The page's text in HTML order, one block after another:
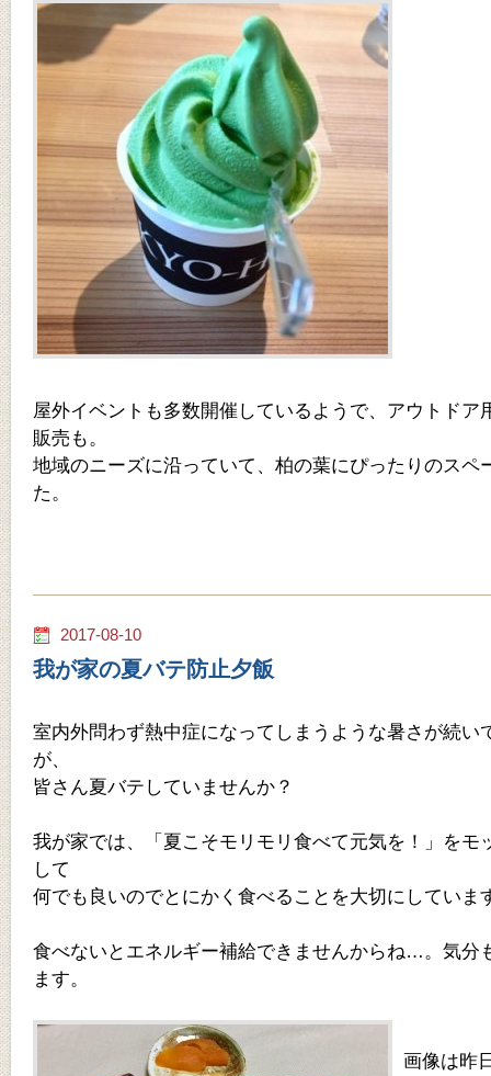
屋外イベントも多数開催しているようで、アウトドア
販売も。
地域のニーズに沿っていて、柏の葉にぴったりのスペ
た。
2017-08-10
我が家の夏バテ防止夕飯
室内外問わず熱中症になってしまうような暑さが続い
が、
皆さん夏バテしていませんか？
我が家では、「夏こそモリモリ食べて元気を！」をモ
して
何でも良いのでとにかく食べることを大切にしていま
食べないとエネルギー補給できませんからね…。気分
ます。
画像は昨